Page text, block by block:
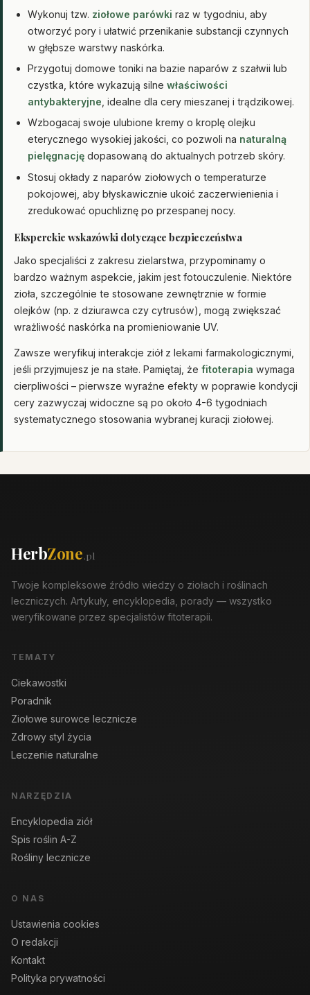
Wykonuj tzw. ziołowe parówki raz w tygodniu, aby
otworzyć pory i ułatwić przenikanie substancji czynnych
w głębsze warstwy naskórka.
Przygotuj domowe toniki na bazie naparów z szałwii lub
czystka, które wykazują silne właściwości
antybakteryjne , idealne dla cery mieszanej i trądzikowej.
Wzbogacaj swoje ulubione kremy o kroplę olejku
eterycznego wysokiej jakości, co pozwoli na naturalną
pielęgnację dopasowaną do aktualnych potrzeb skóry.
Stosuj okłady z naparów ziołowych o temperaturze
pokojowej, aby błyskawicznie ukoić zaczerwienienia i
zredukować opuchliznę po przespanej nocy.
Eksperckie wskazówki dotyczące bezpieczeństwa
Jako specjaliści z zakresu zielarstwa, przypominamy o
bardzo ważnym aspekcie, jakim jest fotouczulenie. Niektóre
zioła, szczególnie te stosowane zewnętrznie w formie
olejków (np. z dziurawca czy cytrusów), mogą zwiększać
wrażliwość naskórka na promieniowanie UV.
Zawsze weryfikuj interakcje ziół z lekami farmakologicznymi,
jeśli przyjmujesz je na stałe. Pamiętaj, że fitoterapia wymaga
cierpliwości – pierwsze wyraźne efekty w poprawie kondycji
cery zazwyczaj widoczne są po około 4-6 tygodniach
systematycznego stosowania wybranej kuracji ziołowej.
HerbZone.pl
Twoje kompleksowe źródło wiedzy o ziołach i roślinach
leczniczych. Artykuły, encyklopedia, porady — wszystko
weryfikowane przez specjalistów fitoterapii.
TEMATY
Ciekawostki
Poradnik
Ziołowe surowce lecznicze
Zdrowy styl życia
Leczenie naturalne
NARZĘDZIA
Encyklopedia ziół
Spis roślin A-Z
Rośliny lecznicze
O NAS
Ustawienia cookies
O redakcji
Kontakt
Polityka prywatności